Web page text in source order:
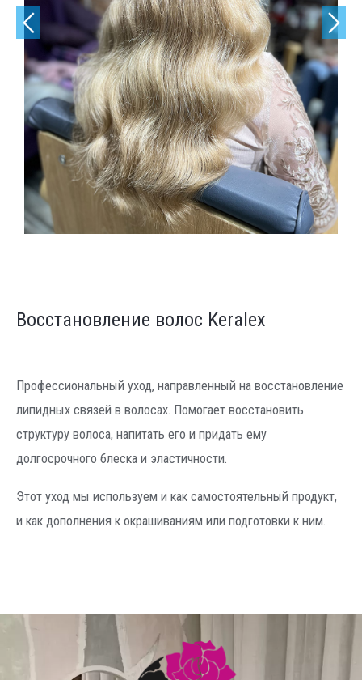
Восстановление волос Keralex
Профессиональный уход, направленный на восстановление
липидных связей в волосах. Помогает восстановить
структуру волоса, напитать его и придать ему
долгосрочного блеска и эластичности.
Этот уход мы используем и как самостоятельный продукт,
и как дополнения к окрашиваниям или подготовки к ним.